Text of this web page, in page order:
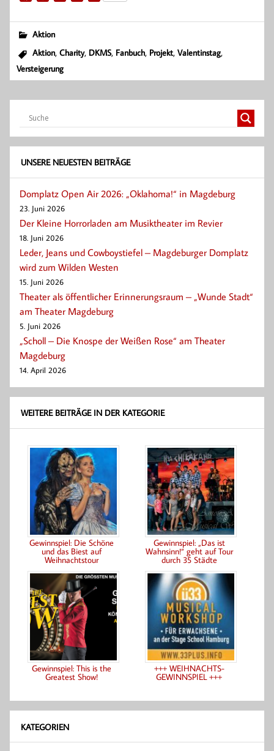
c
e
o
o
k
a
t
A
p
p
i
e
a
i
n
Aktion
Aktion,Charity, DKMS, Fanbuch, Projekt,Valentinstag,
Versteigerung
UNSERE NEUESTEN BEITRÄGE
Domplatz Open Air 2026: „Oklahoma!“ in Magdeburg
23. Juni 2026
Der Kleine Horrorladen am Musiktheater im Revier
18. Juni 2026
Leder, Jeans und Cowboystiefel – Magdeburger Domplatz
wird zum Wilden Westen
15. Juni 2026
Theater als öffentlicher Erinnerungsraum – „Wunde Stadt“
am Theater Magdeburg
5. Juni 2026
„Scholl – Die Knospe der Weißen Rose“ am Theater
Magdeburg
14. April 2026
WEITERE BEITRÄGE IN DER KATEGORIE
Gewinnspiel: Die Schöne
und das Biest auf
Weihnachtstour
Gewinnspiel: „Das ist
Wahnsinn!“ geht auf Tour
durch 35 Städte
Gewinnspiel: This is the
Greatest Show!
+++ WEIHNACHTS-
GEWINNSPIEL +++
KATEGORIEN